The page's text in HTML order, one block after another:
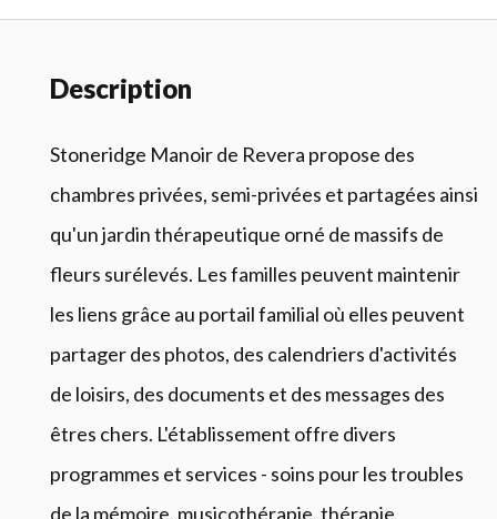
Description
Stoneridge Manoir de Revera propose des
chambres privées, semi-privées et partagées ainsi
qu'un jardin thérapeutique orné de massifs de
fleurs surélevés. Les familles peuvent maintenir
les liens grâce au portail familial où elles peuvent
partager des photos, des calendriers d'activités
de loisirs, des documents et des messages des
êtres chers. L'établissement offre divers
programmes et services - soins pour les troubles
de la mémoire, musicothérapie, thérapie